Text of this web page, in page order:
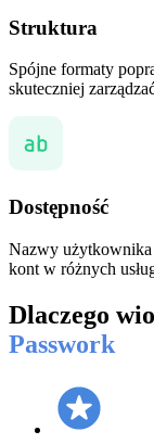
Struktura
Spójne formaty
skuteczniej
Dostępność
Nazwy użytkownika
kont w różnych
Dlaczego
Passwork